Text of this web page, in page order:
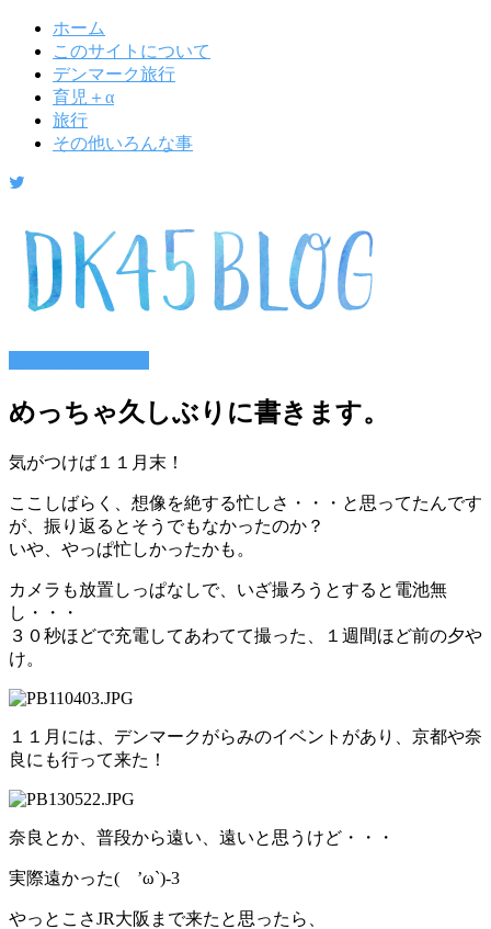
ホーム
このサイトについて
デンマーク旅行
育児＋α
旅行
その他いろんな事
めっちゃ久しぶりに書きます。
気がつけば１１月末！
ここしばらく、想像を絶する忙しさ・・・と思ってたんです
が、振り返るとそうでもなかったのか？
いや、やっぱ忙しかったかも。
カメラも放置しっぱなしで、いざ撮ろうとすると電池無
し・・・
３０秒ほどで充電してあわてて撮った、１週間ほど前の夕や
け。
１１月には、デンマークがらみのイベントがあり、京都や奈
良にも行って来た！
奈良とか、普段から遠い、遠いと思うけど・・・
実際遠かった( ’ω`)-3
やっとこさJR大阪まで来たと思ったら、